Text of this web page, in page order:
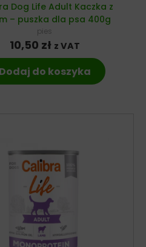
Dog Life Adult Kaczka z
– puszka dla psa 400g
pies
10,50 zł z VAT
Dodaj do koszyka